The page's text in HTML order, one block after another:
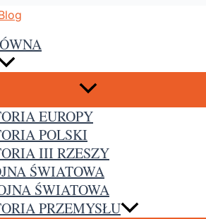
EUROPY
POLSKI
III RZESZY
ŚWIATOWA
ŚWIATOWA
PRZEMYSŁU